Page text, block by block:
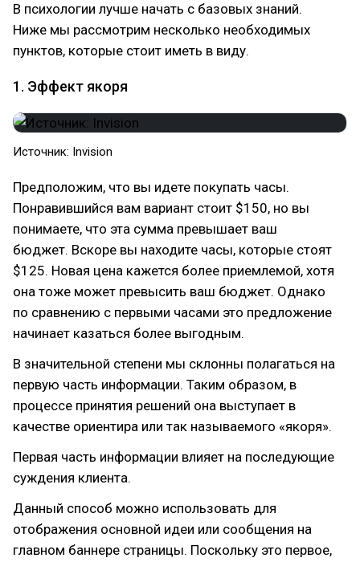
В психологии лучше начать с базовых знаний.
Ниже мы рассмотрим несколько необходимых
пунктов, которые стоит иметь в виду.
1. Эффект якоря
Источник: Invision
Предположим, что вы идете покупать часы.
Понравившийся вам вариант стоит $150, но вы
понимаете, что эта сумма превышает ваш
бюджет. Вскоре вы находите часы, которые стоят
$125. Новая цена кажется более приемлемой, хотя
она тоже может превысить ваш бюджет. Однако
по сравнению с первыми часами это предложение
начинает казаться более выгодным.
В значительной степени мы склонны полагаться на
первую часть информации. Таким образом, в
процессе принятия решений она выступает в
качестве ориентира или так называемого «якоря».
Первая часть информации влияет на последующие
суждения клиента.
Данный способ можно использовать для
отображения основной идеи или сообщения на
главном баннере страницы. Поскольку это первое,